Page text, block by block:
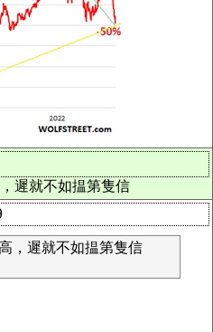
遲就不如揾第隻信
，遲就不如揾第隻信